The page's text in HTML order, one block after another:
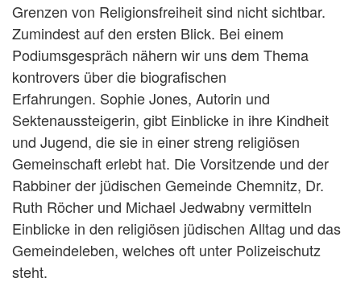
Grenzen von Religionsfreiheit sind nicht sichtbar.
Zumindest auf den ersten Blick. Bei einem
Podiumsgespräch nähern wir uns dem Thema
kontrovers über die biografischen
Erfahrungen. Sophie Jones, Autorin und
Sektenaussteigerin, gibt Einblicke in ihre Kindheit
und Jugend, die sie in einer streng religiösen
Gemeinschaft erlebt hat. Die Vorsitzende und der
Rabbiner der jüdischen Gemeinde Chemnitz, Dr.
Ruth Röcher und Michael Jedwabny vermitteln
Einblicke in den religiösen jüdischen Alltag und das
Gemeindeleben, welches oft unter Polizeischutz
steht.